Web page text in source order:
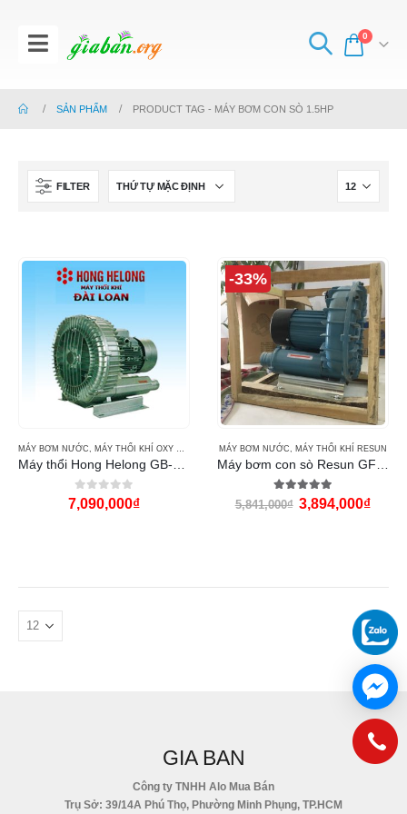
0
SẢN PHẨM PRODUCT TAG - MÁY BƠM CON SÒ 1.5HP
FILTER
MÁY BƠM NƯỚC MÁY THỔI KHÍ OXY HONG HELONG
0 out of 5
7,090,000₫
-33%
MÁY BƠM NƯỚC MÁY THỔI KHÍ RESUN
5.00 out of 5
5,841,000₫ 3,894,000₫
GIA BAN
Công ty TNHH Alo Mua Bán
Trụ Sở: 39/14A Phú Thọ, Phường Minh Phụng, TP.HCM